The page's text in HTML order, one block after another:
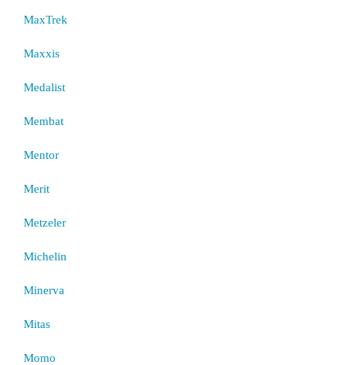
MaxTrek
Maxxis
Medalist
Membat
Mentor
Merit
Metzeler
Michelin
Minerva
Mitas
Momo